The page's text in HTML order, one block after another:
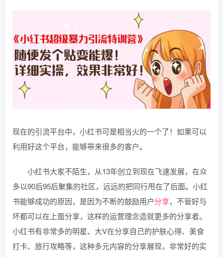
现在的引流平台中，小红书可是相当火的一个了！如果可以
利用好这个平台，能够带来很多的客户。
小红书大家不陌生，从13年创立到现在飞速发展，在众
多以90后95后聚集的社区，远远的把同行甩在了后面。小红
书能够成功的原因，是因为不断的鼓励用户分享，不管好与
坏都可以在上面分享，这样的运营理念造就更多的分享者。
小红书有非常多的明星、大V在分享自己的护肤心得、美食
打卡、旅行攻略等，这种多元内容的分享展现，非常好的实